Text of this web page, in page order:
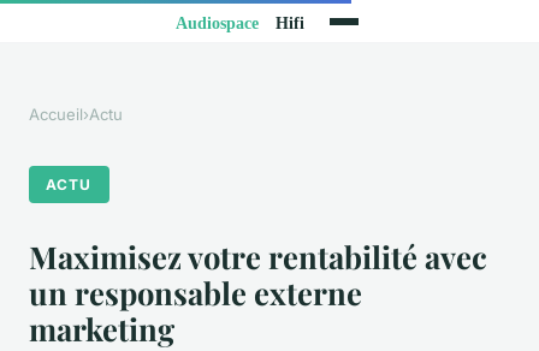
Accueil›Actu
ACTU
Maximisez votre rentabilité avec
un responsable externe
marketing